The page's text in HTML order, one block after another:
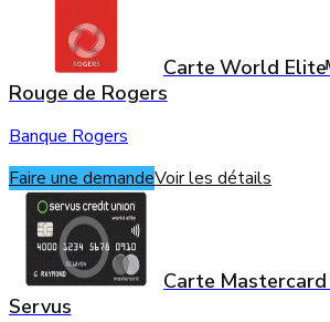
Carte World
Rouge de Rogers
Banque Rogers
Faire une demandeVoir les détails
Carte
Servus